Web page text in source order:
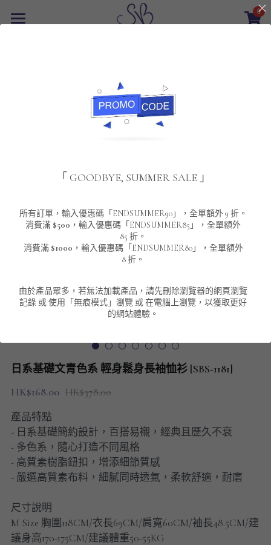
0
重磅純色長袖 T-SHIRT 系列
重磅純色短袖 T-SHIRT 系列
重磅純色 衛衣 系列
男裝恤衫
長袖恤衫
男裝 T-Shirt
長袖 T-SHIRT
短袖 POLO T-Shirt
針織外套
棒球外套
夾棉外套
男裝衛衣
連帽衛衣
九分褲
頸鏈及鏈墜
包袋
About Us
搜索
日系基礎文青色系 輕身鬆身長袖恤衫 [SBS-1181]
HK$168.00 HK$378.00
產品特點
- 日系基礎簡約設計，百搭易襯，經典且歷久不衰
- 多色系，隨心打造不同風格
- 高質素樹脂鈕扣，增添細節質感
- 嚴選高質素布料，細膩同時透氣，柔軟舒適，耐磨
尺寸說明
M Size 胸圍118CM/衣長69CM/肩寬60CM/袖長48.5CM/建
議身高170-175CM/建議體重50-55KG
×
商品分類
重磅純色 短袖T-Shirt 系列
圓領衛衣
連帽衛衣
針織外套
男裝長袖T-SHIRT
HOT ITEMS
男裝長褲
「 GOODBYE, SUMMER SALE 」
所有訂單，輸入優惠碼「ENDSUMMER90」，全單額外 9 折。
消費滿 $500 ，輸入優惠碼「ENDSUMMER85」，全單額外
85 折。
消費滿 $1000 ，輸入優惠碼「ENDSUMMER80」，全單額外
8 折。
由於產品眾多，若無法加載產品，請先刪除瀏覽器的網頁瀏覽
記錄 或 使用「無痕模式」瀏覽 或 在電腦上瀏覽，以獲取更好
的網站體驗。